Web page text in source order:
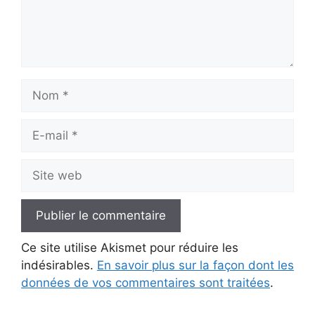
mail
web
Ce site utilise Akismet pour réduire les
indésirables. En savoir plus sur la façon dont les
données de vos commentaires sont traitées.